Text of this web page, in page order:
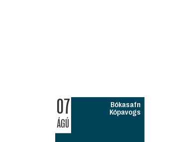
07
ÁGÚ
Bókasafn
Kópavogs